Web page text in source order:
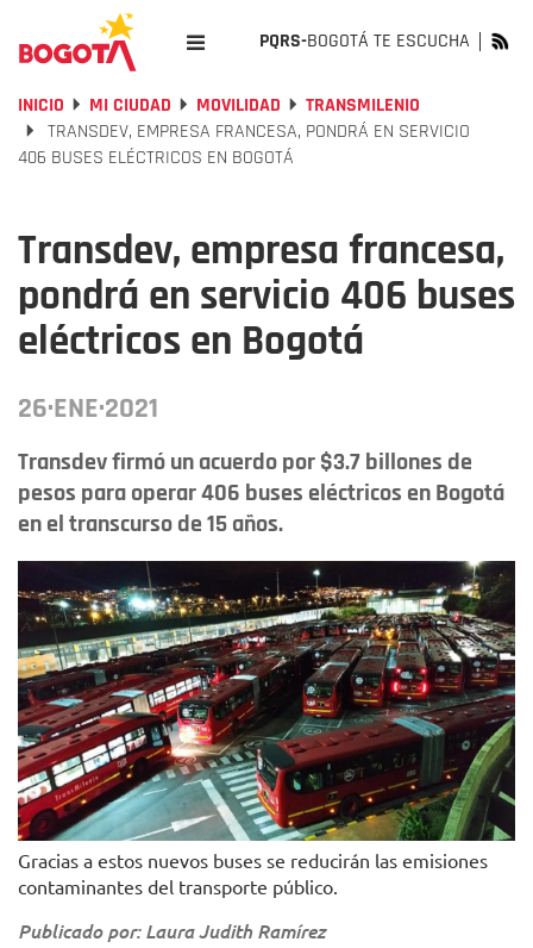
PQRS-BOGOTÁ TE ESCUCHA
INICIO MI CIUDAD MOVILIDAD
TRANSMILENIO
TRANSDEV, EMPRESA FRANCESA, PONDRÁ EN SERVICIO
406 BUSES ELÉCTRICOS EN BOGOTÁ
Transdev, empresa francesa,
pondrá en servicio 406 buses
eléctricos en Bogotá
26·ENE·2021
Transdev firmó un acuerdo por $3.7 billones de
pesos para operar 406 buses eléctricos en Bogotá
en el transcurso de 15 años.
Gracias a estos nuevos buses se reducirán las emisiones
contaminantes del transporte público.
Publicado por: Laura Judith Ramírez